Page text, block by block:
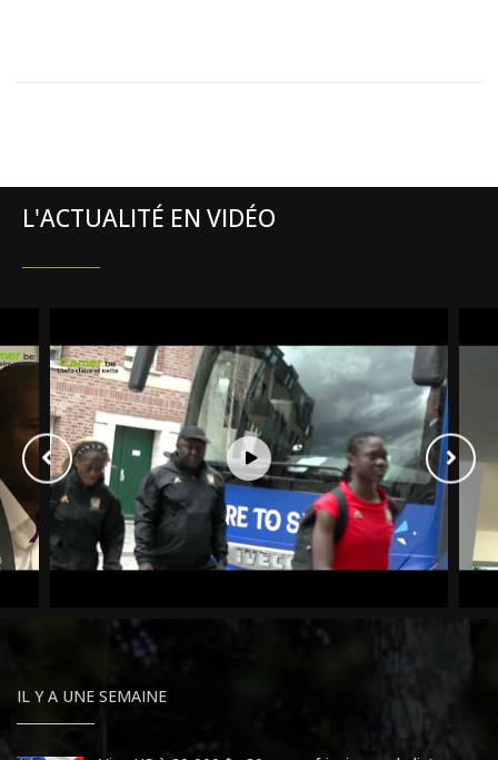
L'ACTUALITÉ EN VIDÉO
IL Y A UNE SEMAINE